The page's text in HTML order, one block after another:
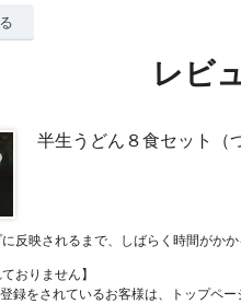
レビ
半生うどん８食セット（
反映されるまで、しばらく時間がかか
おりません】
録をされているお客様は、トップペー